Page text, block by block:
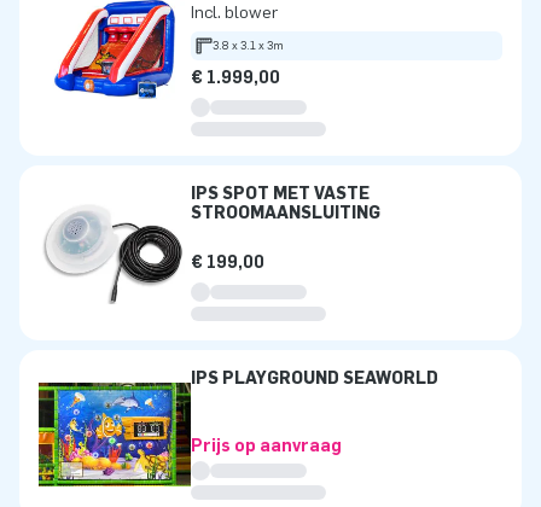
Incl. blower
3.8 x 3.1 x 3m
€ 1.999,00
IPS SPOT MET VASTE
STROOMAANSLUITING
€ 199,00
IPS PLAYGROUND SEAWORLD
Prijs op aanvraag